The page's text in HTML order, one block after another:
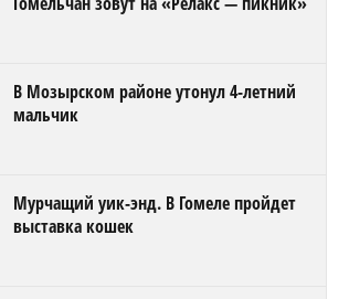
В Мозырском районе утонул 4-летний
мальчик
Мурчащий уик-энд. В Гомеле пройдет
выставка кошек